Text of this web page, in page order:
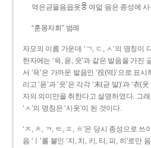
역은귿을음읍옷
여덟 음은 종성에
“훈몽자회” 범례
자모의 이름 가운데 ‘ㄱ, ㄷ, ㅅ’의 명칭이
한자에는 ‘윽, 읃, 읏’과 같은 발음을 가진
서 ‘윽’은 가까운 발음인 ‘役(역)’으로 표시
리고 ‘읃’과 ‘읏’은 각각 ‘末(귿 말)’과 ‘衣(
자의 의미만을 취한다고 설명하였다. 그래
‘ㅅ’의 명칭은 ‘시옷’이 된 것이다.
‘ㅈ, ㅊ, ㅋ, ㅌ, ㅍ, ㅎ’은 당시 종성으로
음 ‘ㅣ’를 붙인 ‘지, 치, 키, 티, 피, 히’로만